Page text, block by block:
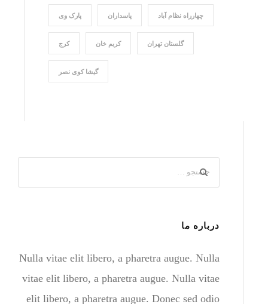
درباره ما
Nulla vitae elit libero, a pharetra augue. Nulla
vitae elit libero, a pharetra augue. Nulla vitae
elit libero, a pharetra augue. Donec sed odio
پارک وی پاسداران چهارراه نظام آباد
کرج کریم خان گلستان تهران
گیشا کوی نصر